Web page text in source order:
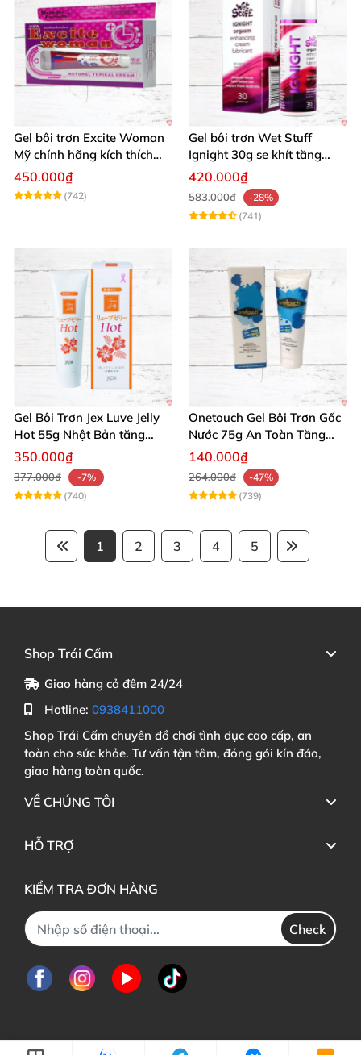
Gel bôi trơn Excite Woman
Mỹ chính hãng kích thích
khoái cảm nữ
450.000₫
(742)
Gel bôi trơn Wet Stuff
Ignight 30g se khít tăng
khoái cảm nữ hiệu quả
420.000₫
583.000₫
-28%
(741)
Gel Bôi Trơn Jex Luve Jelly
Hot 55g Nhật Bản tăng
khoái cảm nữ dễ sử dụng
350.000₫
377.000₫
-7%
(740)
Onetouch Gel Bôi Trơn Gốc
Nước 75g An Toàn Tăng
Khoái Cảm
140.000₫
264.000₫
-47%
(739)
1 2 3 4 5
Shop Trái Cấm
Giao hàng cả đêm 24/24
Hotline: 0938411000
Shop Trái Cấm chuyên đồ chơi tình dục cao cấp, an
toàn cho sức khỏe. Tư vấn tận tâm, đóng gói kín đáo,
giao hàng toàn quốc.
VỀ CHÚNG TÔI
HỖ TRỢ
KIỂM TRA ĐƠN HÀNG
Check